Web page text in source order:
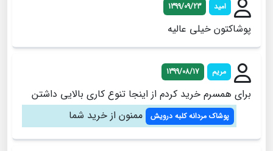
امید 1399/09/23
پوشاکتون خیلی عالیه
مریم 1399/08/17
برای همسرم خرید کردم از اینجا تنوع کاری بالایی داشتن
پوشاک مردانه کلبه درویش ممنون از خرید شما